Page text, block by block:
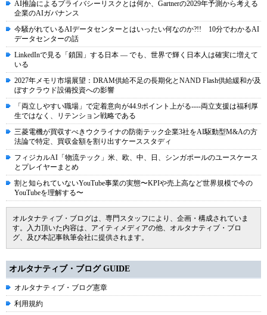
AI推論によるプライバシーリスクとは何か、Gartnerの2029年予測から考える
企業のAIガバナンス
今騒がれているAIデータセンターとはいったい何なのか?!! 10分でわかるAI
データセンターの話
LinkedInで見る「鎖国」する日本 ― でも、世界で輝く日本人は確実に増えて
いる
2027年メモリ市場展望：DRAM供給不足の長期化とNAND Flash供給緩和が及
ぼすクラウド設備投資への影響
「両立しやすい職場」で定着意向が44.9ポイント上がる----両立支援は福利厚
生ではなく、リテンション戦略である
三菱電機が買収すべきウクライナの防衛テック企業3社をAI駆動型M&Aの方
法論で特定、買収金額を割り出すケーススタディ
フィジカルAI「物流テック」米、欧、中、日、シンガポールのユースケース
とプレイヤーまとめ
割と知られていないYouTube事業の実態〜KPIや売上高など世界規模で今の
YouTubeを理解する〜
オルタナティブ・ブログは、専門スタッフにより、企画・構成されていま
す。入力頂いた内容は、アイティメディアの他、オルタナティブ・ブロ
グ、及び本記事執筆会社に提供されます。
オルタナティブ・ブログ GUIDE
オルタナティブ・ブログ憲章
利用規約